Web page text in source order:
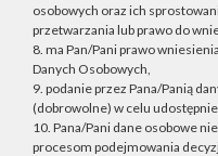
osobowych oraz ich
przetwarzania lub prawo do
8. ma Pan/Pani prawo
Danych Osobowych,
9. podanie przez Pana/Panią
(dobrowolne) w celu
10. Pana/Pani dane osobowe
procesom podejmowania